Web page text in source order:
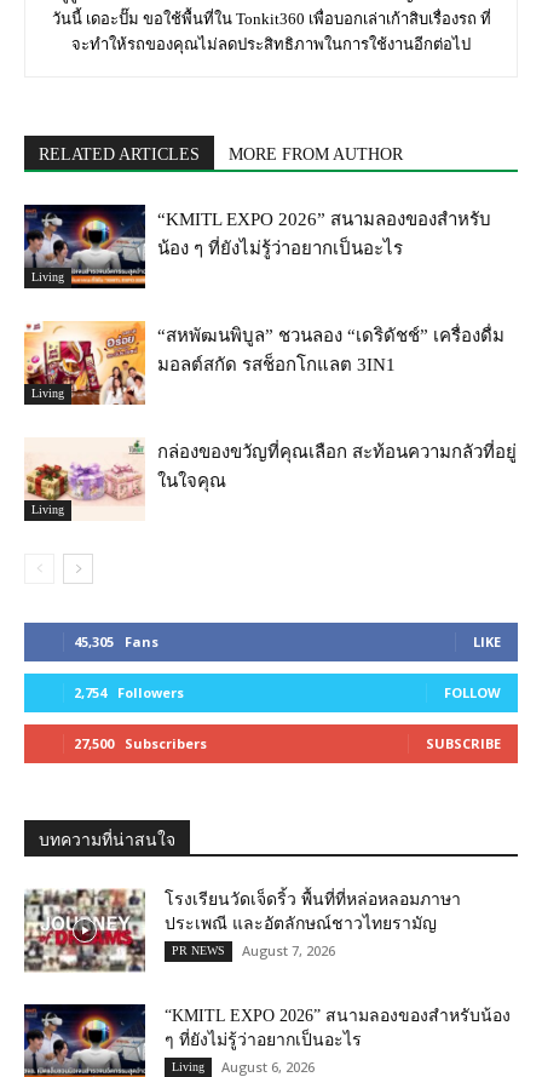
วันนี้ เดอะปั๊ม ขอใช้พื้นที่ใน Tonkit360 เพื่อบอกเล่าเก้าสิบเรื่องรถ ที่
จะทำให้รถของคุณไม่ลดประสิทธิภาพในการใช้งานอีกต่อไป
RELATED ARTICLES MORE FROM AUTHOR
Living
“KMITL EXPO 2026” สนามลองของสำหรับ
น้อง ๆ ที่ยังไม่รู้ว่าอยากเป็นอะไร
Living
“สหพัฒนพิบูล” ชวนลอง “เดริดัชช์” เครื่องดื่ม
มอลต์สกัด รสช็อกโกแลต 3IN1
Living
กล่องของขวัญที่คุณเลือก สะท้อนความกลัวที่อยู่
ในใจคุณ
45,305 Fans LIKE
2,754 Followers FOLLOW
27,500 Subscribers SUBSCRIBE
บทความที่น่าสนใจ
โรงเรียนวัดเจ็ดริ้ว พื้นที่ที่หล่อหลอมภาษา
ประเพณี และอัตลักษณ์ชาวไทยรามัญ
PR NEWS August 7, 2026
“KMITL EXPO 2026” สนามลองของสำหรับน้อง
ๆ ที่ยังไม่รู้ว่าอยากเป็นอะไร
Living August 6, 2026